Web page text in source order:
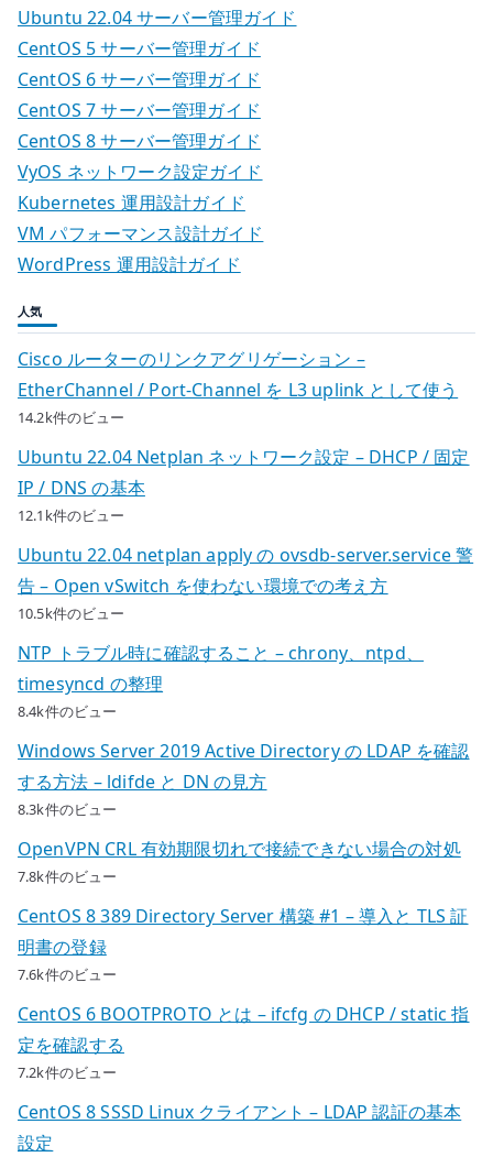
Ubuntu 22.04 サーバー管理ガイド
CentOS 5 サーバー管理ガイド
CentOS 6 サーバー管理ガイド
CentOS 7 サーバー管理ガイド
CentOS 8 サーバー管理ガイド
VyOS ネットワーク設定ガイド
Kubernetes 運用設計ガイド
VM パフォーマンス設計ガイド
WordPress 運用設計ガイド
人気
Cisco ルーターのリンクアグリゲーション –
EtherChannel / Port-Channel を L3 uplink として使う
14.2k件のビュー
Ubuntu 22.04 Netplan ネットワーク設定 – DHCP / 固定
IP / DNS の基本
12.1k件のビュー
Ubuntu 22.04 netplan apply の ovsdb-server.service 警
告 – Open vSwitch を使わない環境での考え方
10.5k件のビュー
NTP トラブル時に確認すること – chrony、ntpd、
timesyncd の整理
8.4k件のビュー
Windows Server 2019 Active Directory の LDAP を確認
する方法 – ldifde と DN の見方
8.3k件のビュー
OpenVPN CRL 有効期限切れで接続できない場合の対処
7.8k件のビュー
CentOS 8 389 Directory Server 構築 #1 – 導入と TLS 証
明書の登録
7.6k件のビュー
CentOS 6 BOOTPROTO とは – ifcfg の DHCP / static 指
定を確認する
7.2k件のビュー
CentOS 8 SSSD Linux クライアント – LDAP 認証の基本
設定